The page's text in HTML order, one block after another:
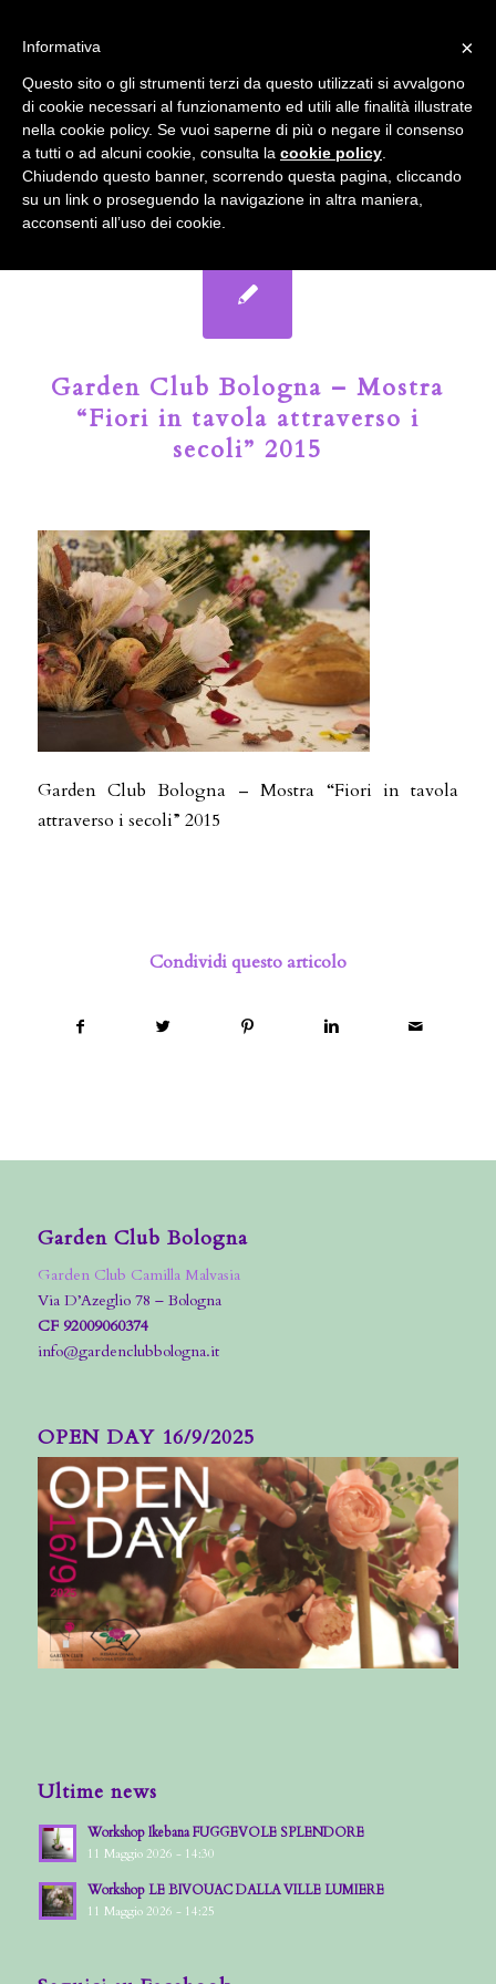
Il Blog del Garden Club di Bologna
Garden Club Bologna – Mostra
“Fiori in tavola attraverso i
secoli” 2015
Garden Club Bologna – Mostra “Fiori in tavola
attraverso i secoli” 2015
Condividi questo articolo
Garden Club Bologna
Garden Club Camilla Malvasia
Via D’Azeglio 78 – Bologna
CF 92009060374
info@gardenclubbologna.it
OPEN DAY 16/9/2025
Ultime news
Workshop Ikebana FUGGEVOLE SPLENDORE
11 Maggio 2026 - 14:30
Workshop LE BIVOUAC DALLA VILLE LUMIERE
11 Maggio 2026 - 14:25
accetta l'uso dei cookies previsto nella pagina dedicata.
Fai clic per abilitare/disabilitare il tracciamento di
Google Analytics.
OK Privacy e cookie policy
×
Informativa
Questo sito o gli strumenti terzi da questo utilizzati si avvalgono
di cookie necessari al funzionamento ed utili alle finalità illustrate
nella cookie policy. Se vuoi saperne di più o negare il consenso
a tutti o ad alcuni cookie, consulta la cookie policy
Chiudendo questo banner, scorrendo questa pagina, cliccando
su un link o proseguendo la navigazione in altra maniera,
acconsenti all’uso dei cookie.